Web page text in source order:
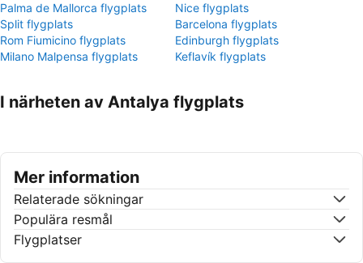
Palma de Mallorca flygplats
Nice flygplats
Split flygplats
Barcelona flygplats
Rom Fiumicino flygplats
Edinburgh flygplats
Milano Malpensa flygplats
Keflavík flygplats
I närheten av Antalya flygplats
Mer information
Relaterade sökningar
Populära resmål
Flygplatser